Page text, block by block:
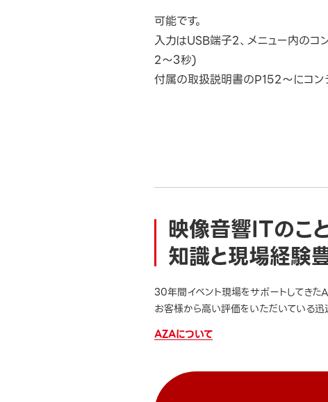
可能です。
入力はUSB端子2、メニュー内のコ
2〜3秒)
付属の取扱説明書のP152〜にコン
映像音響ITのこ
知識と現場経験
30年間イベント現場をサポートしてきた
お客様から高い評価をいただいている迅
AZAについて